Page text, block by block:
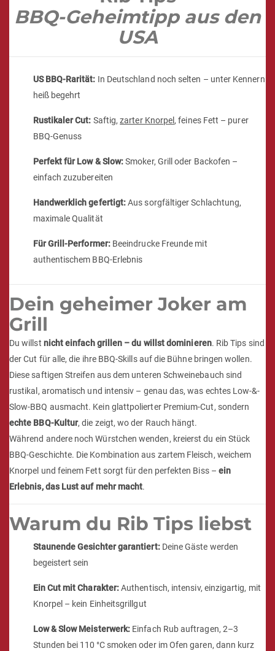
BBQ-Geheimtipp aus den
USA
US BBQ-Rarität: In Deutschland noch selten – unter Kennern
heiß begehrt
Rustikaler Cut: Saftig,zarter Knorpel , feines Fett – purer
BBQ-Genuss
Perfekt für Low & Slow:Smoker, Grill oder Backofen –
einfach zuzubereiten
Handwerklich gefertigt:Aus sorgfältiger Schlachtung,
maximale Qualität
Für Grill-Performer:Beeindrucke Freunde mit
authentischem BBQ-Erlebnis
Dein geheimer Joker am
Grill
Du willst nicht einfach grillen – du willst dominieren. Rib Tips sind
der Cut für alle, die ihre BBQ-Skills auf die Bühne bringen wollen.
Diese saftigen Streifen aus dem unteren Schweinebauch sind
rustikal, aromatisch und intensiv – genau das, was echtes Low-&-
Slow-BBQ ausmacht. Kein glattpolierter Premium-Cut, sondern
echte BBQ-Kultur, die zeigt, wo der Rauch hängt.
Während andere noch Würstchen wenden, kreierst du ein Stück
BBQ-Geschichte. Die Kombination aus zartem Fleisch, weichem
Knorpel und feinem Fett sorgt für den perfekten Biss – ein
Erlebnis, das Lust auf mehr macht.
Warum du Rib Tips liebst
Staunende Gesichter garantiert:Deine Gäste werden
begeistert sein
Ein Cut mit Charakter:Authentisch, intensiv, einzigartig, mit
Knorpel – kein Einheitsgrillgut
Low & Slow Meisterwerk: Einfach Rub auftragen, 2–3
Stunden bei 110 °C smoken oder im Ofen garen, dann kurz